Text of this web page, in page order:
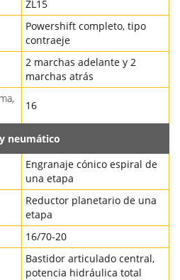
ZL15
Powershift completo, tipo
contraeje
2 marchas adelante y 2
marchas atrás
16
neumático
Engranaje cónico espiral de
una etapa
Reductor planetario de una
etapa
16/70-20
Bastidor articulado central,
potencia hidráulica total